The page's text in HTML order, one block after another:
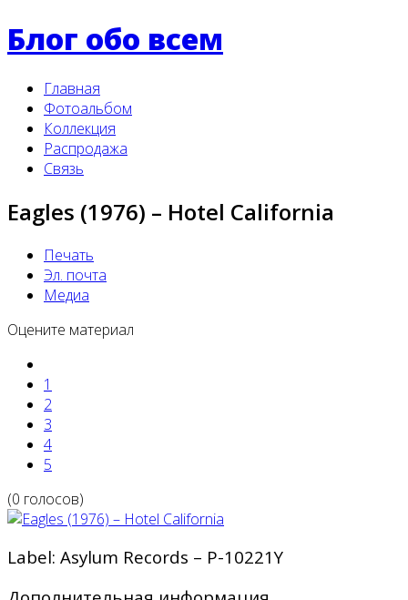
Блог обо всем
Главная
Фотоальбом
Коллекция
Распродажа
Связь
Eagles (1976) ‎– Hotel California
Печать
Эл. почта
Медиа
Оцените материал
1
2
3
4
5
(0 голосов)
Label: Asylum Records ‎– P-10221Y